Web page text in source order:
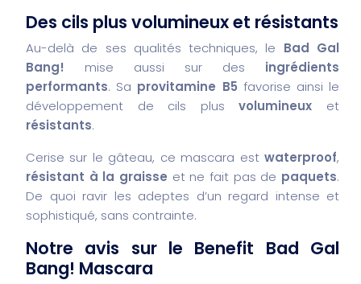
Des cils plus volumineux et résistants
Au-delà de ses qualités techniques, le Bad Gal
Bang! mise aussi sur des ingrédients
performants. Sa provitamine B5 favorise ainsi le
développement de cils plusvolumineux et
résistants.
Cerise sur le gâteau, ce mascara est waterproof,
résistant à la graisse et ne fait pas de paquets.
De quoi ravir les adeptes d’un regard intense et
sophistiqué, sans contrainte.
Notre avis sur le Benefit Bad Gal
Bang! Mascara